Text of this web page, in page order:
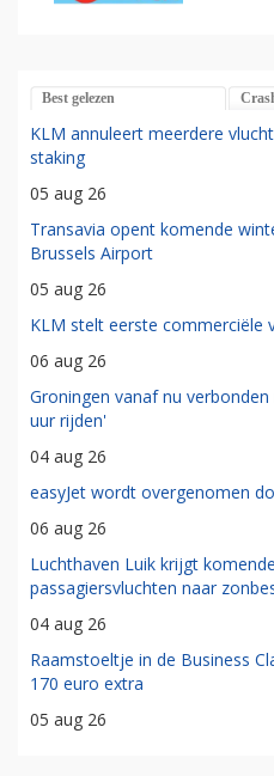
Best gelezen
KLM annuleert meerdere
staking
05 aug 26
Transavia opent komende
Brussels Airport
05 aug 26
KLM stelt eerste commerciële
06 aug 26
Groningen vanaf nu
uur rijden'
04 aug 26
easyJet wordt overgenomen
06 aug 26
Luchthaven Luik krijgt
passagiersvluchten naar
04 aug 26
Raamstoeltje in de Business
170 euro extra
05 aug 26